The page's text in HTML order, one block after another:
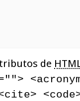
de